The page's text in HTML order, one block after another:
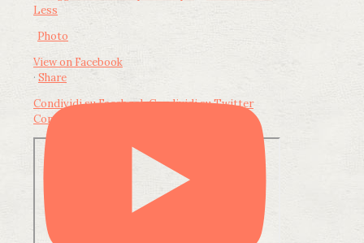
Less
Photo
View on Facebook
· Share
Condividi su FacebookCondividi su Twitter
Condividi su LinkedIn